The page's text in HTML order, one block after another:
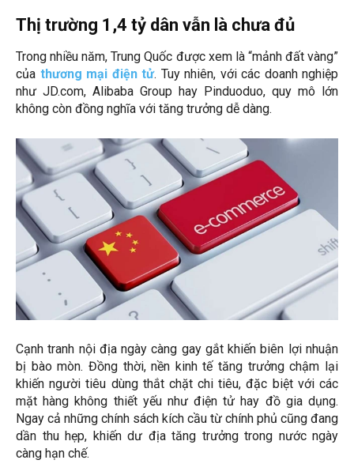
Thị trường 1,4 tỷ dân vẫn là chưa đủ
Trong nhiều năm, Trung Quốc được xem là “mảnh đất vàng”
của thương mại điện tử. Tuy nhiên, với các doanh nghiệp
như JD.com, Alibaba Group hay Pinduoduo, quy mô lớn
không còn đồng nghĩa với tăng trưởng dễ dàng.
Cạnh tranh nội địa ngày càng gay gắt khiến biên lợi nhuận
bị bào mòn. Đồng thời, nền kinh tế tăng trưởng chậm lại
khiến người tiêu dùng thắt chặt chi tiêu, đặc biệt với các
mặt hàng không thiết yếu như điện tử hay đồ gia dụng.
Ngay cả những chính sách kích cầu từ chính phủ cũng đang
dần thu hẹp, khiến dư địa tăng trưởng trong nước ngày
càng hạn chế.